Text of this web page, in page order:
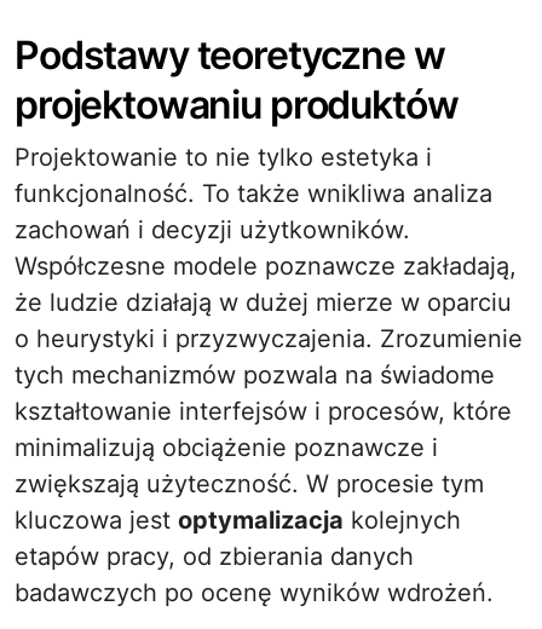
Podstawy teoretyczne w
projektowaniu produktów
Projektowanie to nie tylko estetyka i
funkcjonalność. To także wnikliwa analiza
zachowań i decyzji użytkowników.
Współczesne modele poznawcze zakładają,
że ludzie działają w dużej mierze w oparciu
o heurystyki i przyzwyczajenia. Zrozumienie
tych mechanizmów pozwala na świadome
kształtowanie interfejsów i procesów, które
minimalizują obciążenie poznawcze i
zwiększają użyteczność. W procesie tym
kluczowa jest optymalizacja kolejnych
etapów pracy, od zbierania danych
badawczych po ocenę wyników wdrożeń.